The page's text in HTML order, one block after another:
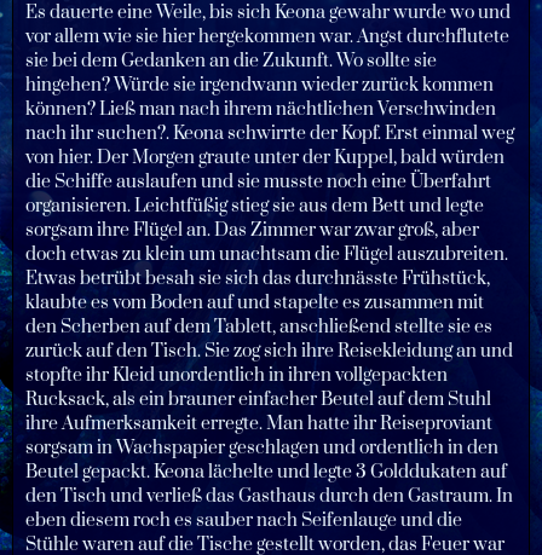
Es dauerte eine Weile, bis sich Keona gewahr wurde wo und
vor allem wie sie hier hergekommen war. Angst durchflutete
sie bei dem Gedanken an die Zukunft. Wo sollte sie
hingehen? Würde sie irgendwann wieder zurück kommen
können? Ließ man nach ihrem nächtlichen Verschwinden
nach ihr suchen?. Keona schwirrte der Kopf. Erst einmal weg
von hier. Der Morgen graute unter der Kuppel, bald würden
die Schiffe auslaufen und sie musste noch eine Überfahrt
organisieren. Leichtfüßig stieg sie aus dem Bett und legte
sorgsam ihre Flügel an. Das Zimmer war zwar groß, aber
doch etwas zu klein um unachtsam die Flügel auszubreiten.
Etwas betrübt besah sie sich das durchnässte Frühstück,
klaubte es vom Boden auf und stapelte es zusammen mit
den Scherben auf dem Tablett, anschließend stellte sie es
zurück auf den Tisch. Sie zog sich ihre Reisekleidung an und
stopfte ihr Kleid unordentlich in ihren vollgepackten
Rucksack, als ein brauner einfacher Beutel auf dem Stuhl
ihre Aufmerksamkeit erregte. Man hatte ihr Reiseproviant
sorgsam in Wachspapier geschlagen und ordentlich in den
Beutel gepackt. Keona lächelte und legte 3 Golddukaten auf
den Tisch und verließ das Gasthaus durch den Gastraum. In
eben diesem roch es sauber nach Seifenlauge und die
Stühle waren auf die Tische gestellt worden, das Feuer war